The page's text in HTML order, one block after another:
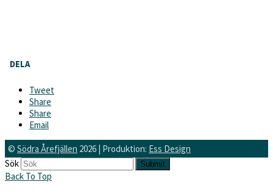
DELA
Tweet
Share
Share
Email
© Södra Årefjällen 2026 | Produktion: Ess Design
Sök
Submit
Back To Top